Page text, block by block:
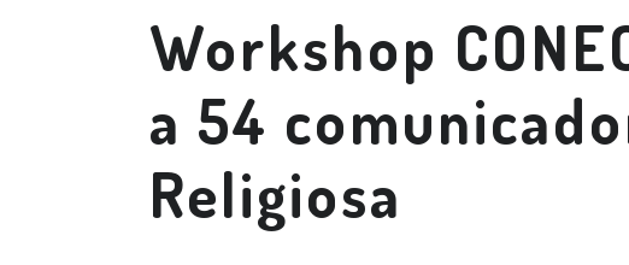
Workshop
a 54
Religiosa